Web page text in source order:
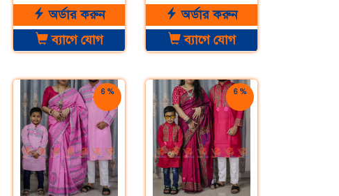
অর্ডার করুন
ব্যাগে যোগ
অর্ডার করুন
ব্যাগে যোগ
6 %
6 %